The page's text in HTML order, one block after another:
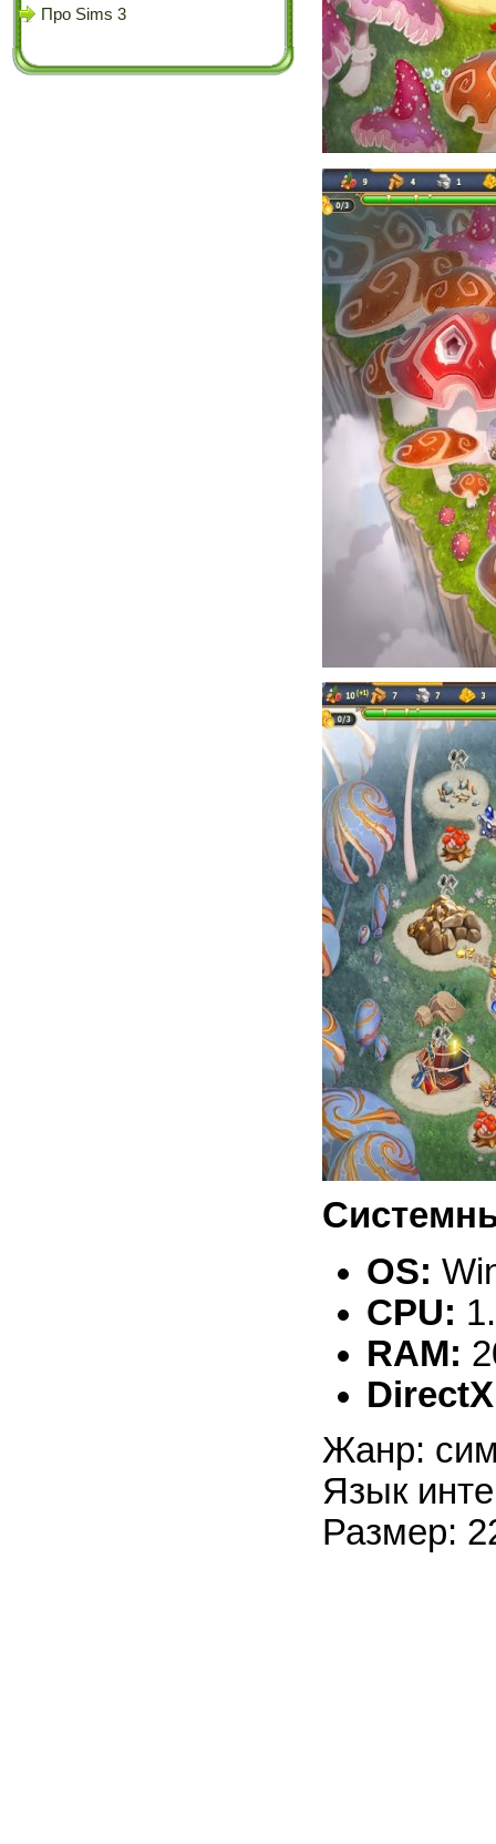
Про Sims 3
OS:
CPU:
RAM:
Жанр:
Язык
Размер: